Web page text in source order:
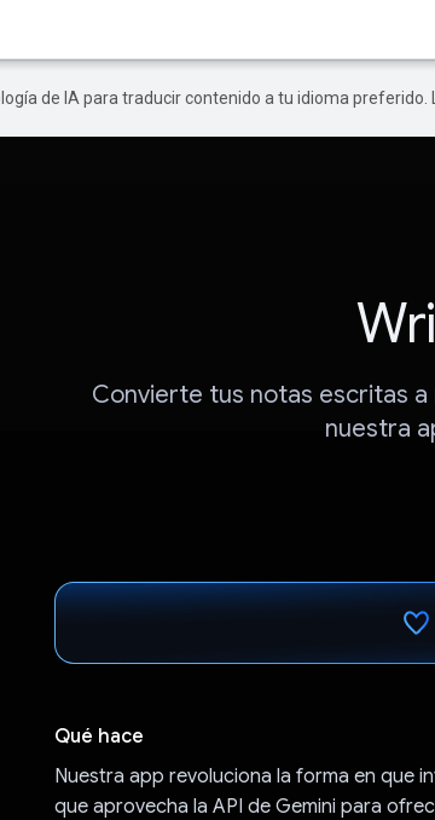
de IA para traducir contenido a tu idioma
Convierte tus notas escritas
nuestra
Qué hace
Nuestra app revoluciona la forma en que
que aprovecha la API de Gemini para